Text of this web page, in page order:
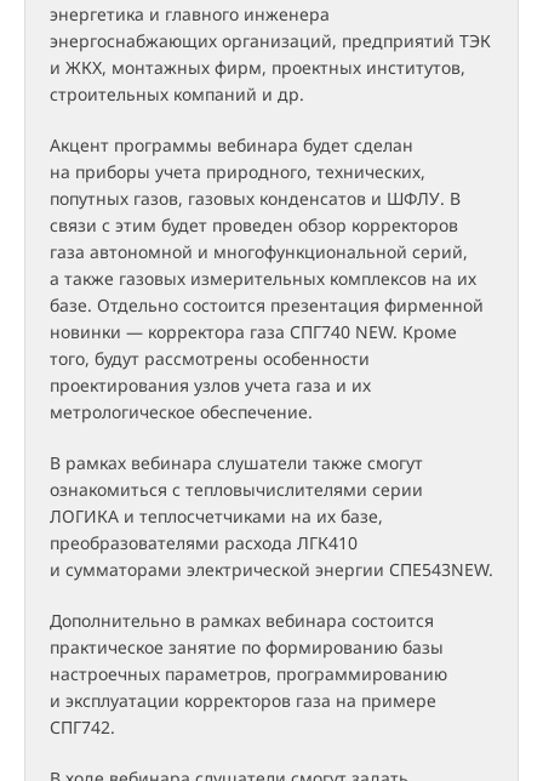
энергетика и главного инженера
энергоснабжающих организаций, предприятий ТЭК
и ЖКХ, монтажных фирм, проектных институтов,
строительных компаний и др.
Акцент программы вебинара будет сделан
на приборы учета природного, технических,
попутных газов, газовых конденсатов и ШФЛУ. В
связи с этим будет проведен обзор корректоров
газа автономной и многофункциональной серий,
а также газовых измерительных комплексов на их
базе. Отдельно состоится презентация фирменной
новинки — корректора газа СПГ740 NEW. Кроме
того, будут рассмотрены особенности
проектирования узлов учета газа и их
метрологическое обеспечение.
В рамках вебинара слушатели также смогут
ознакомиться с тепловычислителями серии
ЛОГИКА и теплосчетчиками на их базе,
преобразователями расхода ЛГК410
и сумматорами электрической энергии СПЕ543NEW.
Дополнительно в рамках вебинара состоится
практическое занятие по формированию базы
настроечных параметров, программированию
и эксплуатации корректоров газа на примере
СПГ742.